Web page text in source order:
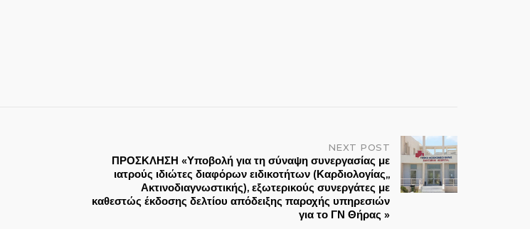
NEXT POST
ΠΡΟΣΚΛΗΣΗ «Υποβολή για τη σύναψη συνεργασίας με
ιατρούς ιδιώτες διαφόρων ειδικοτήτων (Καρδιολογίας,,
Ακτινοδιαγνωστικής), εξωτερικούς συνεργάτες με
καθεστώς έκδοσης δελτίου απόδειξης παροχής υπηρεσιών
για το ΓΝ Θήρας »